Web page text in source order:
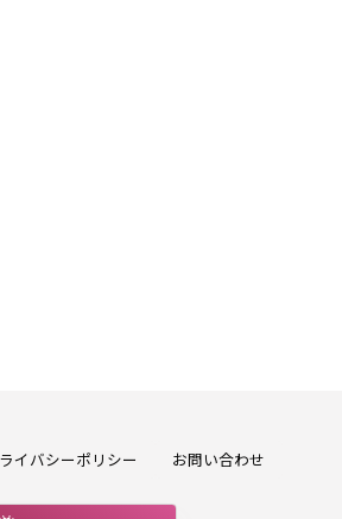
イバシーポリシー お問い合わせ